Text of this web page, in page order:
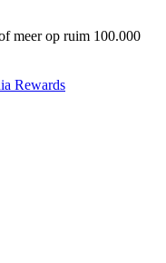
meer op ruim 100.000
Rewards